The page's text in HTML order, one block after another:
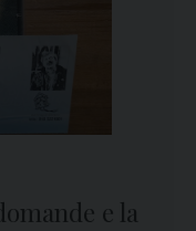
e la